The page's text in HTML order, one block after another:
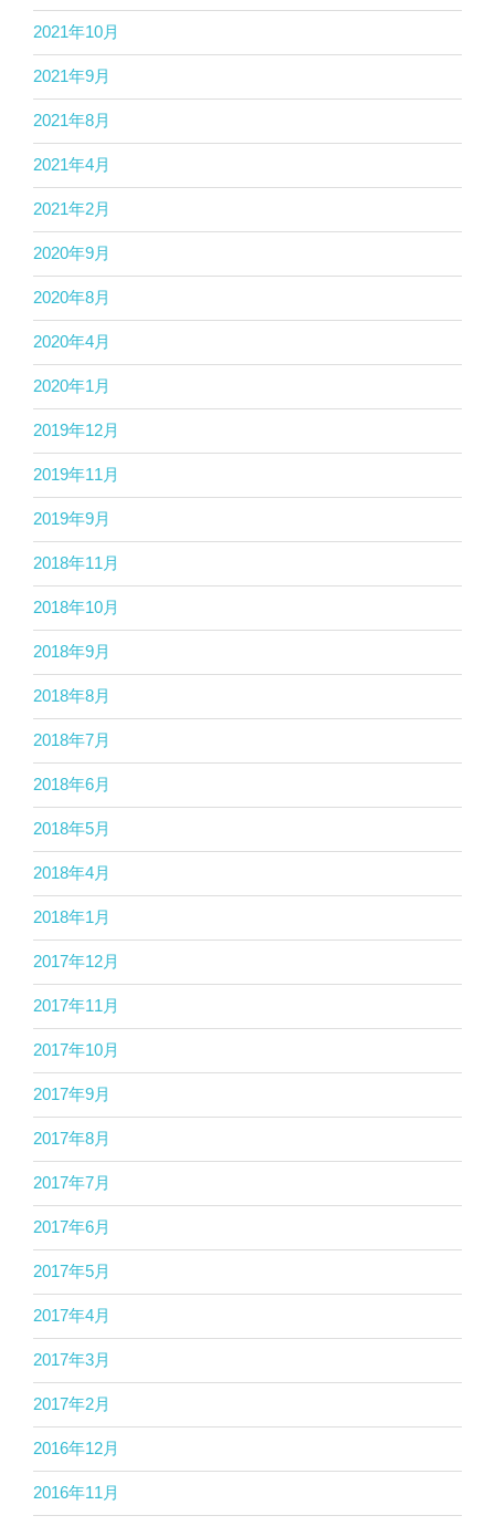
2021年10月
2021年9月
2021年8月
2021年4月
2021年2月
2020年9月
2020年8月
2020年4月
2020年1月
2019年12月
2019年11月
2019年9月
2018年11月
2018年10月
2018年9月
2018年8月
2018年7月
2018年6月
2018年5月
2018年4月
2018年1月
2017年12月
2017年11月
2017年10月
2017年9月
2017年8月
2017年7月
2017年6月
2017年5月
2017年4月
2017年3月
2017年2月
2016年12月
2016年11月